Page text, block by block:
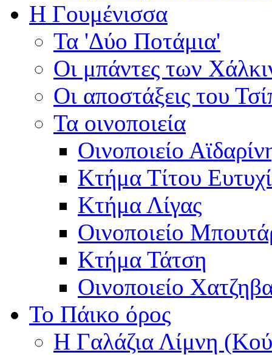
Η Γουμένισσα
Τα 'Δύο Ποτάμια'
Οι μπάντες των
Οι αποστάξεις του
Τα οινοποιεία
Οινοποιείο
Κτήμα Τίτου
Κτήμα Λίγας
Οινοποιείο
Κτήμα Τάτση
Οινοποιείο
Το Πάικο όρος
Η Γαλάζια Λίμνη